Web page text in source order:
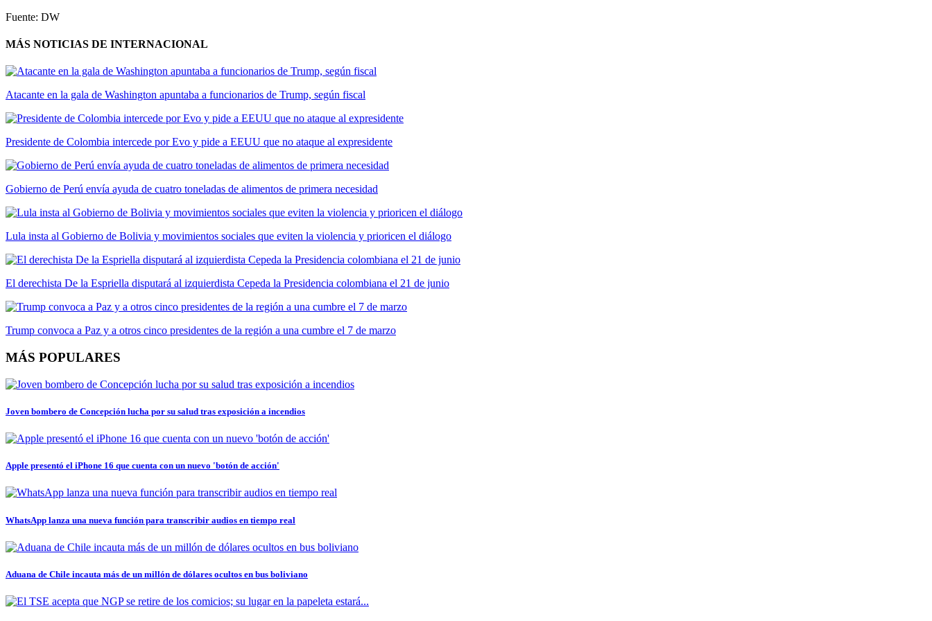
Fuente: DW
MÁS NOTICIAS DE INTERNACIONAL
Atacante en la gala de Washington apuntaba a funcionarios de Trump, según fiscal
Presidente de Colombia intercede por Evo y pide a EEUU que no ataque al expresidente
Gobierno de Perú envía ayuda de cuatro toneladas de alimentos de primera necesidad
Lula insta al Gobierno de Bolivia y movimientos sociales que eviten la violencia y prioricen el diálogo
El derechista De la Espriella disputará al izquierdista Cepeda la Presidencia colombiana el 21 de junio
Trump convoca a Paz y a otros cinco presidentes de la región a una cumbre el 7 de marzo
MÁS POPULARES
Joven bombero de Concepción lucha por su salud tras exposición a incendios
Apple presentó el iPhone 16 que cuenta con un nuevo 'botón de acción'
WhatsApp lanza una nueva función para transcribir audios en tiempo real
Aduana de Chile incauta más de un millón de dólares ocultos en bus boliviano